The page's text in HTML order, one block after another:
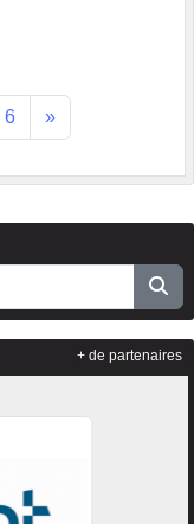
6 »
+ de partenaires